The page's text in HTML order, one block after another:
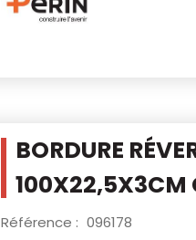
BORDURE
100X22,5X3CM
Référence : 096178